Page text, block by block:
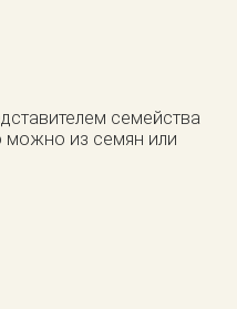
семейства
можно из семян или